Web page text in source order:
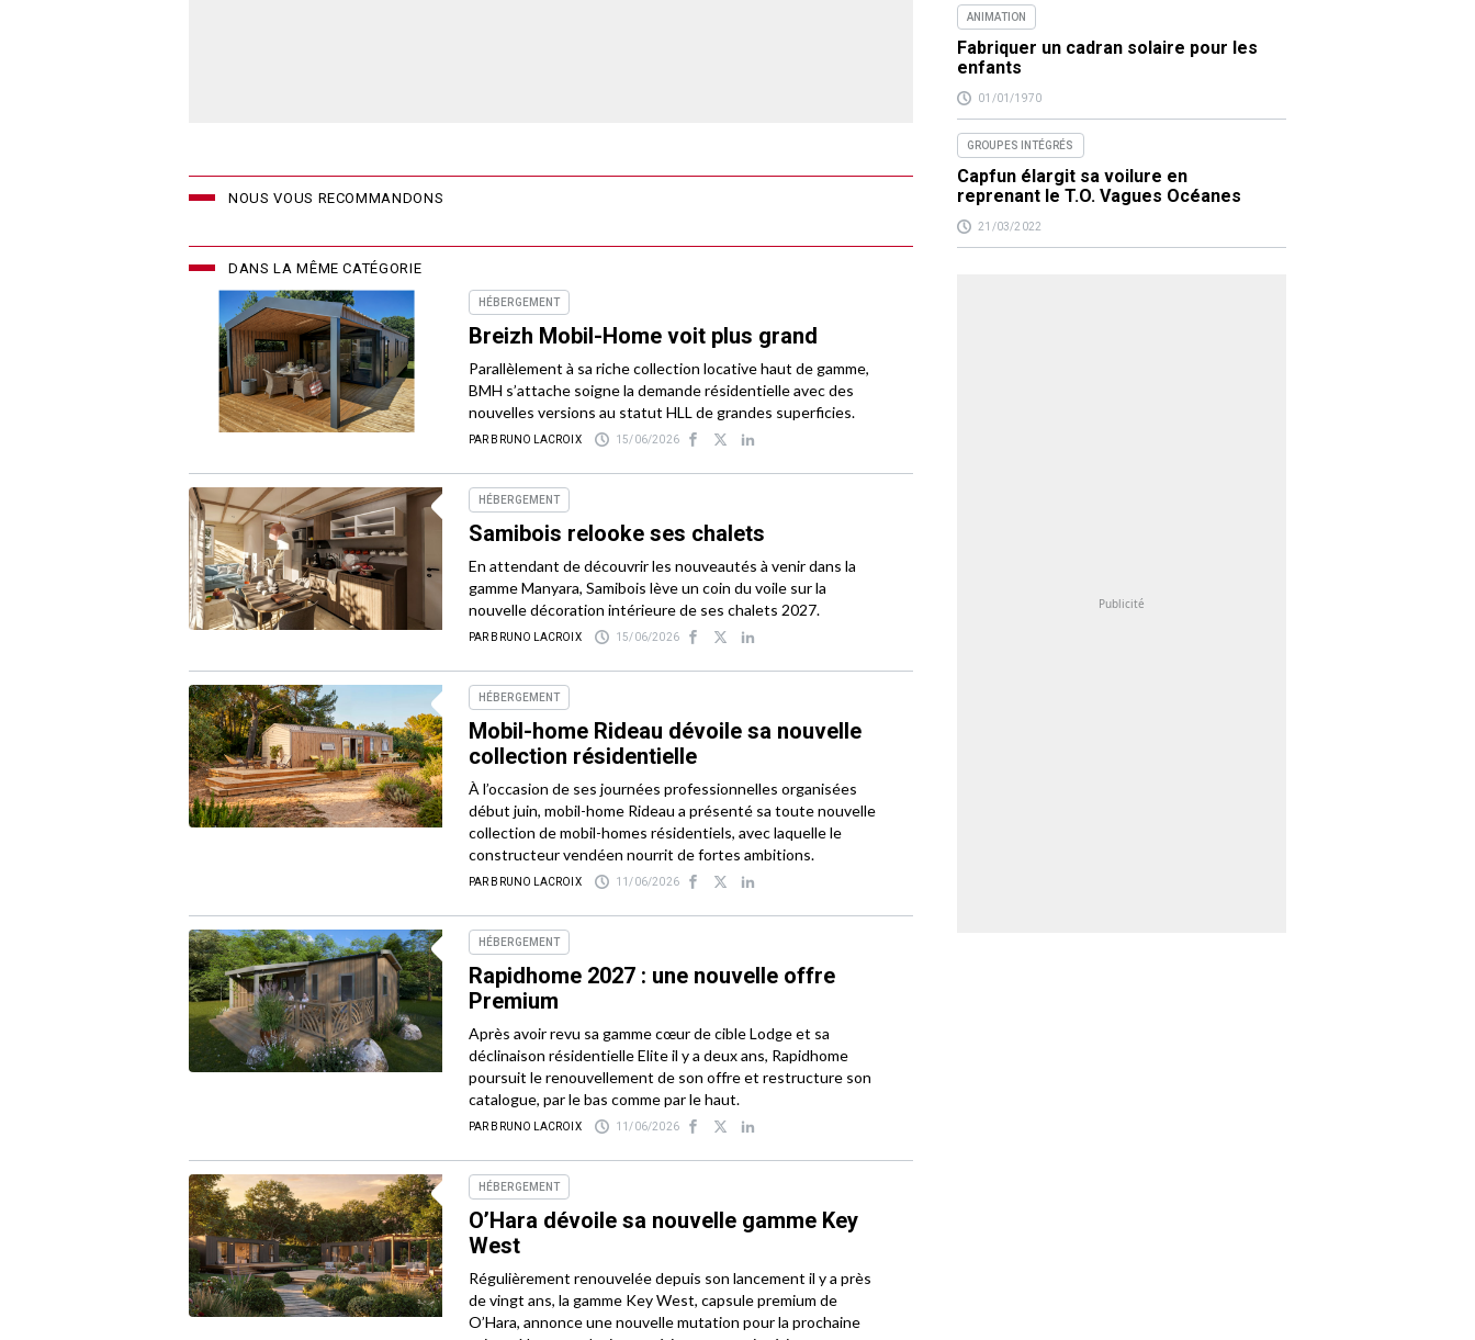
NOUS VOUS RECOMMANDONS
DANS LA MÊME CATÉGORIE
HÉBERGEMENT
Breizh Mobil-Home voit plus grand
Parallèlement à sa riche collection locative haut de gamme,
BMH s’attache soigne la demande résidentielle avec des
nouvelles versions au statut HLL de grandes superficies.
PAR BRUNO LACROIX 15/06/2026
HÉBERGEMENT
Samibois relooke ses chalets
En attendant de découvrir les nouveautés à venir dans la
gamme Manyara, Samibois lève un coin du voile sur la
nouvelle décoration intérieure de ses chalets 2027.
PAR BRUNO LACROIX 15/06/2026
HÉBERGEMENT
Mobil-home Rideau dévoile sa nouvelle
collection résidentielle
À l’occasion de ses journées professionnelles organisées
début juin, mobil-home Rideau a présenté sa toute nouvelle
collection de mobil-homes résidentiels, avec laquelle le
constructeur vendéen nourrit de fortes ambitions.
PAR BRUNO LACROIX 11/06/2026
HÉBERGEMENT
Rapidhome 2027 : une nouvelle offre
Premium
Après avoir revu sa gamme cœur de cible Lodge et sa
déclinaison résidentielle Elite il y a deux ans, Rapidhome
poursuit le renouvellement de son offre et restructure son
catalogue, par le bas comme par le haut.
PAR BRUNO LACROIX 11/06/2026
HÉBERGEMENT
O’Hara dévoile sa nouvelle gamme Key
West
Régulièrement renouvelée depuis son lancement il y a près
de vingt ans, la gamme Key West, capsule premium de
O’Hara, annonce une nouvelle mutation pour la prochaine
ANIMATION
Fabriquer un cadran solaire pour les
enfants
01/01/1970
GROUPES INTÉGRÉS
Capfun élargit sa voilure en
reprenant le T.O. Vagues Océanes
21/03/2022